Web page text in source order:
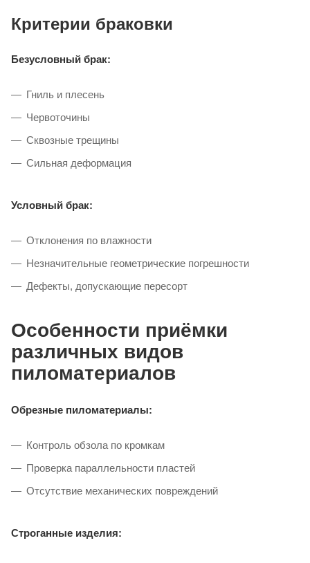
Критерии браковки
Безусловный брак:
Гниль и плесень
Червоточины
Сквозные трещины
Сильная деформация
Условный брак:
Отклонения по влажности
Незначительные геометрические погрешности
Дефекты, допускающие пересорт
Особенности приёмки
различных видов
пиломатериалов
Обрезные пиломатериалы:
Контроль обзола по кромкам
Проверка параллельности пластей
Отсутствие механических повреждений
Строганные изделия: